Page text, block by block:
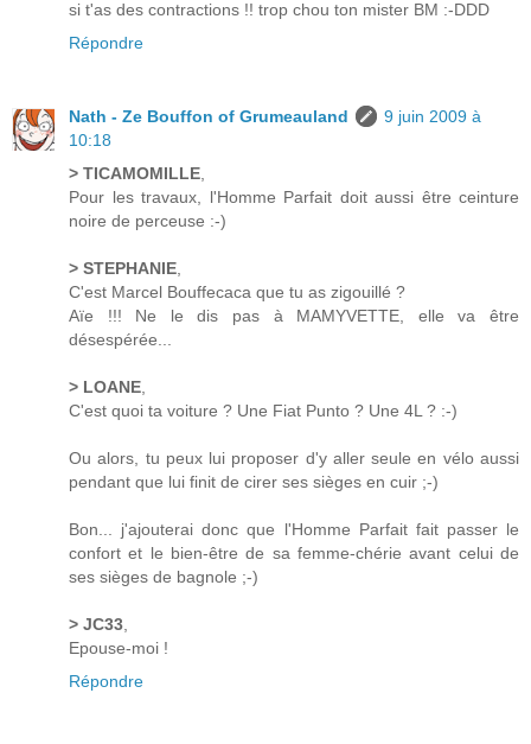
si t'as des contractions !! trop chou ton mister BM :-DDD
Répondre
Nath - Ze Bouffon of Grumeauland
9 juin 2009 à
10:18
> TICAMOMILLE
Pour les travaux, l'Homme Parfait doit aussi être ceinture
noire de perceuse :-)
> STEPHANIE
C'est Marcel Bouffecaca que tu as zigouillé ?
Aïe !!! Ne le dis pas à MAMYVETTE, elle va être
désespérée...
> LOANE
C'est quoi ta voiture ? Une Fiat Punto ? Une 4L ? :-)
Ou alors, tu peux lui proposer d'y aller seule en vélo aussi
pendant que lui finit de cirer ses sièges en cuir ;-)
Bon... j'ajouterai donc que l'Homme Parfait fait passer le
confort et le bien-être de sa femme-chérie avant celui de
ses sièges de bagnole ;-)
> JC33
Epouse-moi !
Répondre